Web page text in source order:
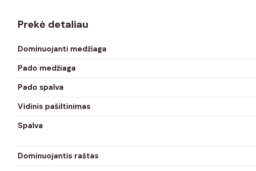
Prekė detaliau
Dominuojanti medžiaga
Pado medžiaga
Pado spalva
Vidinis pašiltinimas
Spalva
Dominuojantis raštas